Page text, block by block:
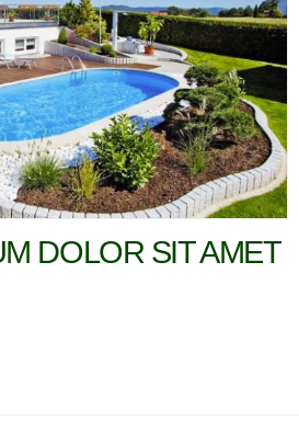
DOLOR SIT AMET